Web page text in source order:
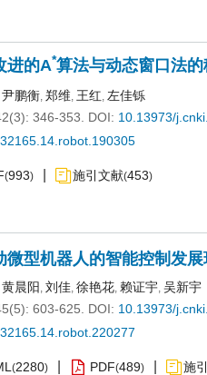
进的A*算法与动态窗口法
尹鹏衡, 郑维, 王红, 左佳铄
346-353.
DOI: 10.13973/
32165.14.robot.190305
(993) 施引文献(453)
微型机器人的智能控制发展
黄晨阳, 刘佳, 徐艳花, 赖证宇, 吴新宇
603-625.
DOI: 10.13973/
32165.14.robot.220277
(2280) PDF(489) 施